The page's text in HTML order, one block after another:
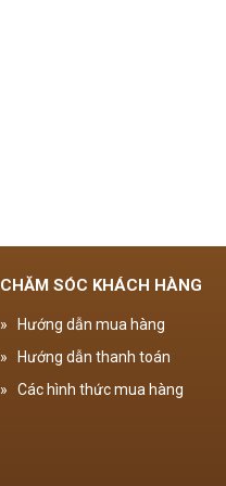
CHĂM SÓC KHÁCH HÀNG
»
Hướng dẫn mua hàng
»
Hướng dẫn thanh toán
»
Các hình thức mua hàng